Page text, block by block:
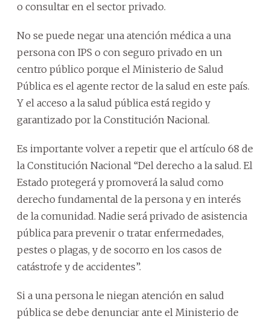
o consultar en el sector privado.
No se puede negar una atención médica a una
persona con IPS o con seguro privado en un
centro público porque el Ministerio de Salud
Pública es el agente rector de la salud en este país.
Y el acceso a la salud pública está regido y
garantizado por la Constitución Nacional.
Es importante volver a repetir que el artículo 68 de
la Constitución Nacional “Del derecho a la salud. El
Estado protegerá y promoverá la salud como
derecho fundamental de la persona y en interés
de la comunidad. Nadie será privado de asistencia
pública para prevenir o tratar enfermedades,
pestes o plagas, y de socorro en los casos de
catástrofe y de accidentes”.
Si a una persona le niegan atención en salud
pública se debe denunciar ante el Ministerio de